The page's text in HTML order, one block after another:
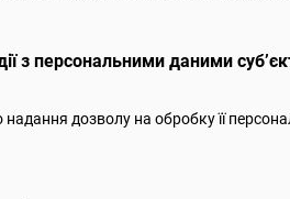
з персональними даними
дозволу на обробку її